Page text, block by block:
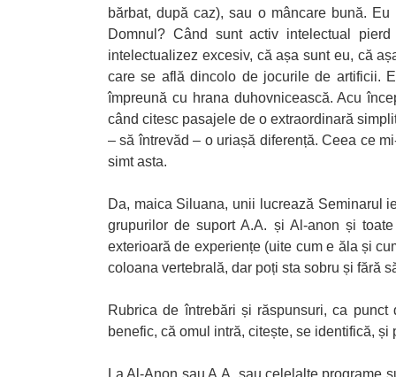
bărbat, după caz), sau o mâncare bună.
Domnul? Când sunt activ intelectual
intelectualizez excesiv, că așa sunt eu, că
care se află dincolo de jocurile de artificii.
împreună cu hrana duhovnicească. Acu
când citesc pasajele de o extraordinară
– să întrevăd – o uriașă diferență. Ceea ce
simt asta.
Da, maica Siluana, unii lucrează Seminarul
grupurilor de suport A.A. și Al-anon și
exterioară de experiențe (uite cum e ăla și
coloana vertebrală, dar poți sta sobru și fără
Rubrica de întrebări și răspunsuri, ca
benefic, că omul intră, citește, se identifică,
La Al-Anon sau A.A. sau celelalte programe